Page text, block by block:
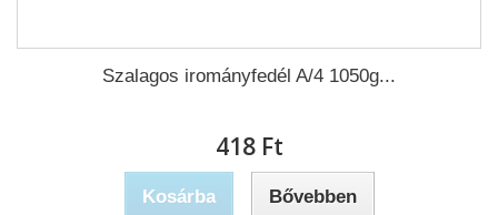
Szalagos irományfedél A/4 1050g...
418 Ft‎
Kosárba Bővebben